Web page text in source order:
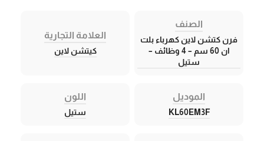
الصنف
فرن كتشن لاين كهرباء بلت
ان 60 سم – 4 وظائف –
ستيل
العلامة التجارية
كيتشن لاين
الموديل
KL60EM3F
اللون
ستيل